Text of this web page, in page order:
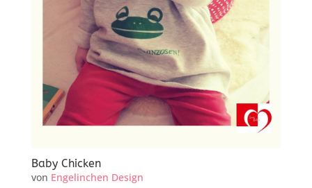
Baby Chicken
von Engelinchen Design